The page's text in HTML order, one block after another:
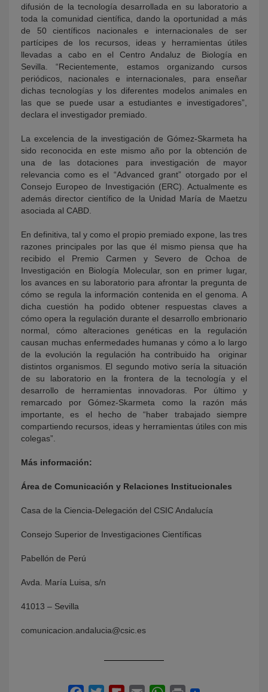
difusión de la tecnología desarrollada en su laboratorio a
toda la comunidad científica, dando la oportunidad a más
de 50 científicos nacionales e internacionales de ser
partícipes de los recursos, ideas y herramientas útiles
llevadas a cabo en el Centro Andaluz de Biología en
Sevilla. “Recientemente, estamos organizando cursos
periódicos, nacionales e internacionales, para enseñar
dichas tecnologías y los diferentes modelos animales en
las que se puede usar a estudiantes e investigadores”,
declara el investigador premiado.
La excelencia de la investigación de Gómez-Skarmeta ha
sido reconocida en este mismo año por la obtención de
una de las dotaciones para investigación de mayor
relevancia como es el “Advanced grant” otorgado por el
Consejo Europeo de Investigación (ERC). Actualmente es
además director científico de la Unidad María de Maetzu
asociada al CABD.
En definitiva, tal y como el propio premiado expone, las tres
razones principales por las que él mismo piensa que ha
recibido el Premio Carmen y Severo de Ochoa de
Investigación en Biología Molecular, son en primer lugar,
los avances en su laboratorio para afrontar la pregunta de
cómo se regula la información contenida en el genoma. A
dicha cuestión ha podido obtener respuestas claves a
cómo opera la regulación durante el desarrollo embrionario
normal, cómo alteraciones genéticas en la regulación
causan muchas enfermedades humanas y cómo a lo largo
de la evolución la regulación ha contribuido ha originar
distintos organismos. El segundo motivo sería la situación
de su laboratorio en la frontera de la tecnología y el
desarrollo de herramientas innovadoras. Por último y
remarcado por Gómez-Skarmeta como la razón más
importante, es el hecho de “haber trabajado siempre
compartiendo recursos, ideas y herramientas útiles con mis
colegas”.
Más información:
Área de Comunicación y Relaciones Institucionales
Casa de la Ciencia-Delegación del CSIC Andalucía
Consejo Superior de Investigaciones Científicas
Pabellón de Perú
Avda. María Luisa, s/n
41013 – Sevilla
comunicacion.andalucia@csic.es